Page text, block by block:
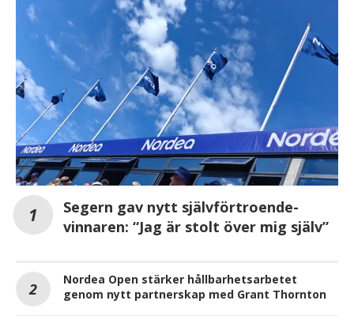
Segern gav nytt självförtroende-
vinnaren: “Jag är stolt över mig själv”
Nordea Open stärker hållbarhetsarbetet
genom nytt partnerskap med Grant Thornton